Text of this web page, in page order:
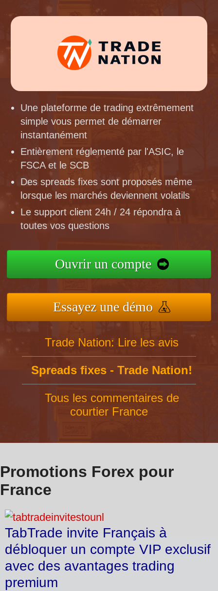
Une plateforme de trading extrêmement
simple vous permet de démarrer
instantanément
Entièrement réglementé par l'ASIC, le
FSCA et le SCB
Des spreads fixes sont proposés même
lorsque les marchés deviennent volatils
Le support client 24h / 24 répondra à
toutes vos questions
Ouvrir un compte
Essayez une démo
Trade Nation: Lire les avis
Spreads fixes - Trade Nation!
Tous les commentaires de
courtier France
Promotions Forex pour
France
TabTrade invite Français à
débloquer un compte VIP exclusif
avec des avantages trading
premium